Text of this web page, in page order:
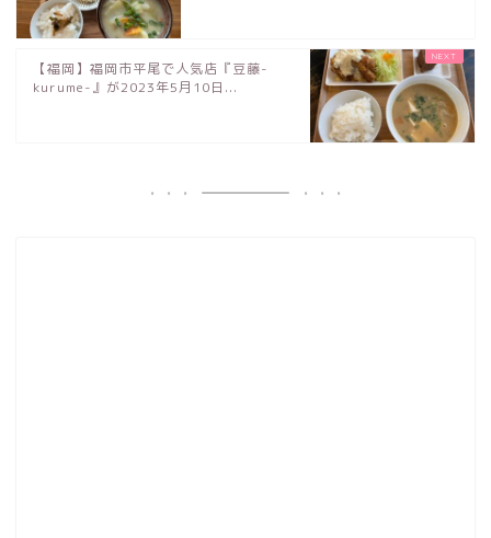
【福岡】福岡市平尾で人気店『豆藤-
kurume-』が2023年5月10日...